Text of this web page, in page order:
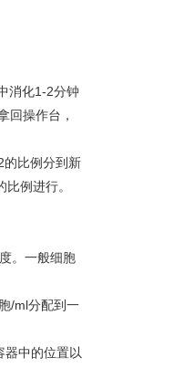
消化1-2分钟
回操作台，
的比例分到新
例进行。
。一般细胞
/ml分配到一
中的位置以